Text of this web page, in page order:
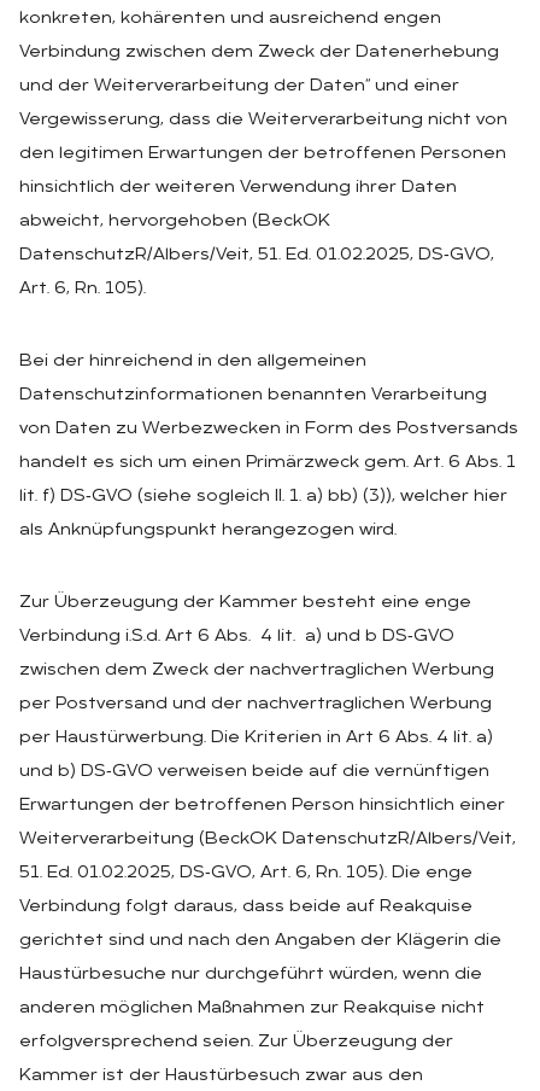
konkreten, kohärenten und ausreichend engen
Verbindung zwischen dem Zweck der Datenerhebung
und der Weiterverarbeitung der Daten“ und einer
Vergewisserung, dass die Weiterverarbeitung nicht von
den legitimen Erwartungen der betroffenen Personen
hinsichtlich der weiteren Verwendung ihrer Daten
abweicht, hervorgehoben (BeckOK
DatenschutzR/Albers/Veit, 51. Ed. 01.02.2025, DS‑GVO,
Art. 6, Rn. 105).
Bei der hinreichend in den allgemeinen
Datenschutzinformationen benannten Verarbeitung
von Daten zu Werbezwecken in Form des Postversands
handelt es sich um einen Primärzweck gem. Art. 6 Abs. 1
lit. f) DS‑GVO (siehe sogleich II. 1. a) bb) (3)), welcher hier
als Anknüpfungspunkt herangezogen wird.
Zur Überzeugung der Kammer besteht eine enge
Verbindung i.S.d. Art 6 Abs. 4 lit. a) und b DS‑GVO
zwischen dem Zweck der nachvertraglichen Werbung
per Postversand und der nachvertraglichen Werbung
per Haustürwerbung. Die Kriterien in Art 6 Abs. 4 lit. a)
und b) DS‑GVO verweisen beide auf die vernünftigen
Erwartungen der betroffenen Person hinsichtlich einer
Weiterverarbeitung (BeckOK DatenschutzR/Albers/Veit,
51. Ed. 01.02.2025, DS‑GVO, Art. 6, Rn. 105). Die enge
Verbindung folgt daraus, dass beide auf Reakquise
gerichtet sind und nach den Angaben der Klägerin die
Haustürbesuche nur durchgeführt würden, wenn die
anderen möglichen Maßnahmen zur Reakquise nicht
erfolgversprechend seien. Zur Überzeugung der
Kammer ist der Haustürbesuch zwar aus den